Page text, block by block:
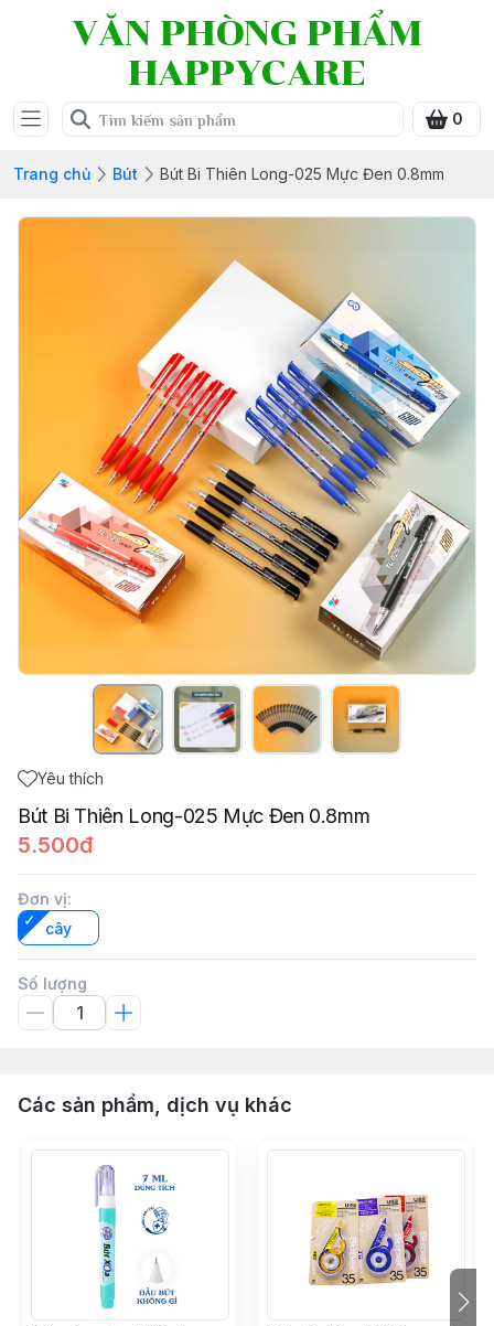
VĂN PHÒNG PHẨM
HAPPYCARE
0
Trang chủ Bút Bút Bi Thiên Long-025 Mực Đen 0.8mm
Yêu thích
Bút Bi Thiên Long-025 Mực Đen 0.8mm
5.500đ
Đơn vị:
cây
Số lượng
Các sản phẩm, dịch vụ khác